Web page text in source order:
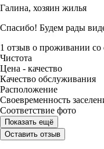
Галина, хозяин жилья
Спасибо! Будем рады
1 отзыв о проживании со
Чистота
Цена - качество
Качество обслуживания
Расположение
Своевременность
Соответствие фото
Показать ещё
Оставить отзыв